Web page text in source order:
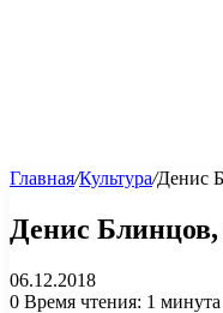
Главная/Культура/Денис
Денис
06.12.2018
0 Время чтения: 1 минута